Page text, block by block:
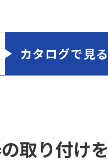
カタログで見る
取り付けを